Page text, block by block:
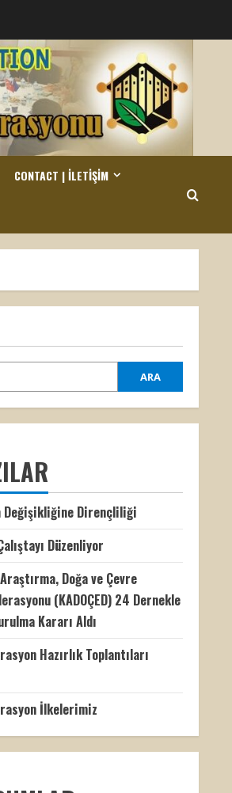
CONTACT | İLETIŞIM
ARA
Değişikliğine Dirençliliği
Düzenliyor
Doğa ve Çevre
(KADOÇED) 24 Dernekle
Kararı Aldı
Hazırlık Toplantıları
İlkelerimiz